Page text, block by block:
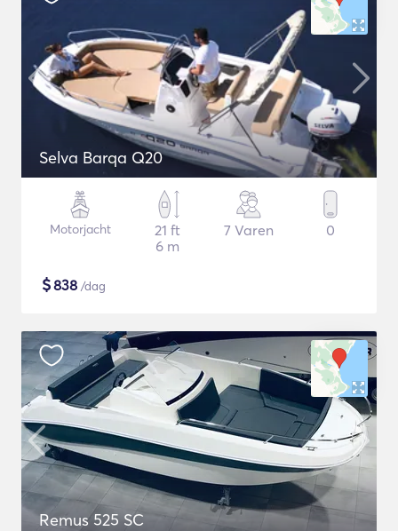
Selva Barqa Q20
Motorjacht
21 ft
6 m
7 Varen 0
$838 /dag
Remus 525 SC